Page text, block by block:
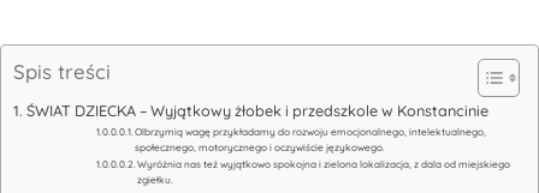
Spis treści
ŚWIAT DZIECKA – Wyjątkowy żłobek i przedszkole w Konstancinie
Olbrzymią wagę przykładamy do rozwoju emocjonalnego, intelektualnego,
społecznego, motorycznego i oczywiście językowego.
Wyróżnia nas też wyjątkowo spokojna i zielona lokalizacja, z dala od miejskiego
zgiełku.